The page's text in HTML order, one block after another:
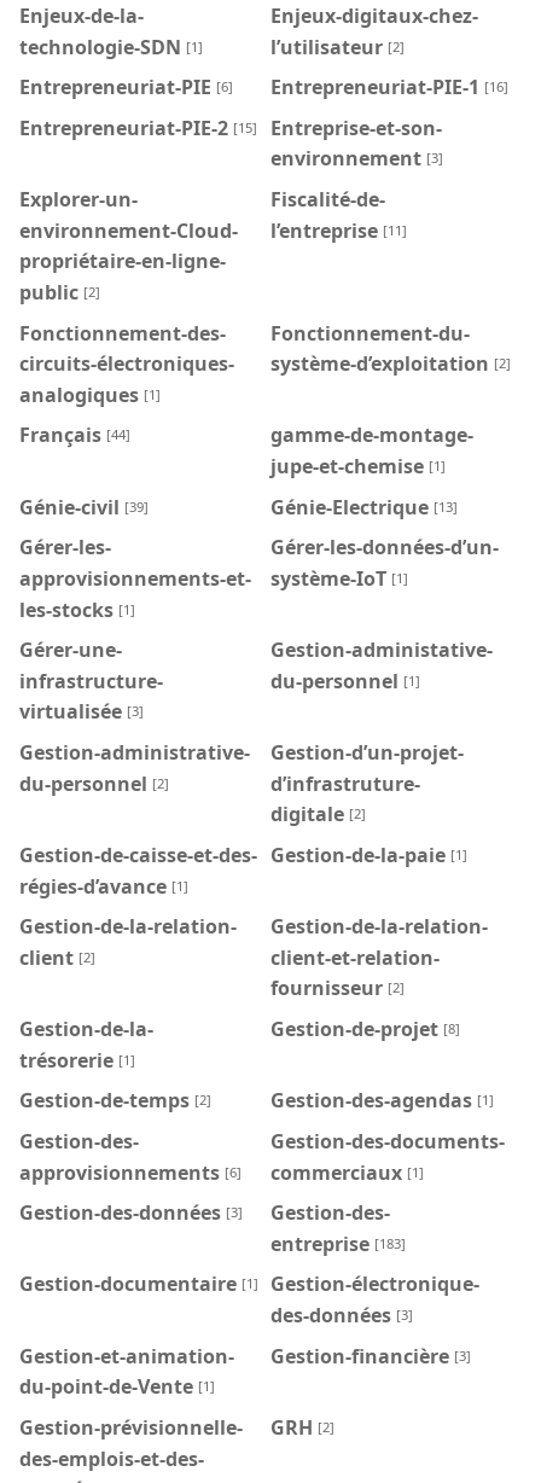
Enjeux-de-la-
technologie-SDN [1]
Enjeux-digitaux-chez-
l’utilisateur [2]
Entrepreneuriat-PIE [6] Entrepreneuriat-PIE-1 [16]
Entrepreneuriat-PIE-2 [15]
Entreprise-et-son-
environnement [3]
Explorer-un-
environnement-Cloud-
propriétaire-en-ligne-
public [2]
Fiscalité-de-
l’entreprise [11]
Fonctionnement-des-
circuits-électroniques-
analogiques [1]
Fonctionnement-du-
système-d’exploitation [2]
Français [44]
gamme-de-montage-
jupe-et-chemise [1]
Génie-civil [39] Génie-Electrique [13]
Gérer-les-
approvisionnements-et-
les-stocks [1]
Gérer-les-données-d’un-
système-IoT [1]
Gérer-une-
infrastructure-
virtualisée [3]
Gestion-administative-
du-personnel [1]
Gestion-administrative-
du-personnel [2]
Gestion-d’un-projet-
d’infrastruture-
digitale [2]
Gestion-de-caisse-et-des-
régies-d’avance [1]
Gestion-de-la-paie [1]
Gestion-de-la-relation-
client [2]
Gestion-de-la-relation-
client-et-relation-
fournisseur [2]
Gestion-de-la-
trésorerie [1]
Gestion-de-projet [8]
Gestion-de-temps [2] Gestion-des-agendas [1]
Gestion-des-
approvisionnements [6]
Gestion-des-documents-
commerciaux [1]
Gestion-des-données [3]
Gestion-des-
entreprise [183]
Gestion-documentaire [1]
Gestion-électronique-
des-données [3]
Gestion-et-animation-
du-point-de-Vente [1]
Gestion-financière [3]
Gestion-prévisionnelle-
des-emplois-et-des-
GRH [2]